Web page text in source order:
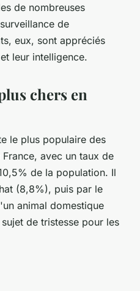
de nombreuses
de
eux, sont appréciés
leur intelligence.
chers en
le plus populaire des
avec un taux de
de la population. Il
(8,8%), puis par le
animal domestique
de tristesse pour les